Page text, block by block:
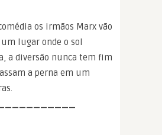
os irmãos Marx vão
um lugar onde o sol
a diversão nunca tem fim
a perna em um